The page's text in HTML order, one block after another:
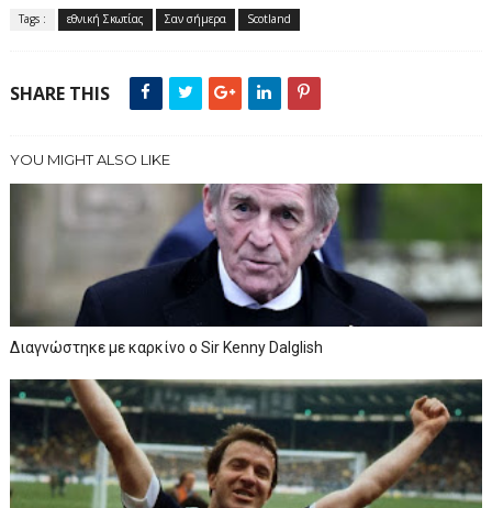
Tags : εθνική Σκωτίας Σαν σήμερα Scotland
SHARE THIS
YOU MIGHT ALSO LIKE
Διαγνώστηκε με καρκίνο ο Sir Kenny Dalglish